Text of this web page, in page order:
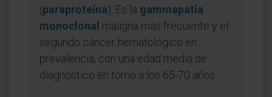
(paraproteína). Es la gammapatía
monoclonal maligna más frecuente y el
segundo cáncer hematológico en
prevalencia, con una edad media de
diagnóstico en torno a los 65-70 años.